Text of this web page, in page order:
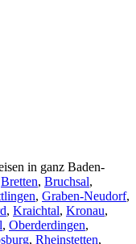
in ganz Baden-
Bretten, Bruchsal,
, Graben-Neudorf,
, Kraichtal, Kronau,
, Oberderdingen,
, Rheinstetten,